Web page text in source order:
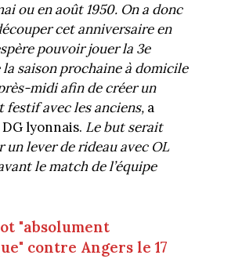
ou en août 1950. On a donc
cet anniversaire en
pouvoir jouer la 3e
la saison prochaine à domicile
midi afin de créer un
festif avec les anciens, a
lyonnais. Le but serait
un lever de rideau avec OL
le match de l’équipe
"absolument
contre Angers le 17